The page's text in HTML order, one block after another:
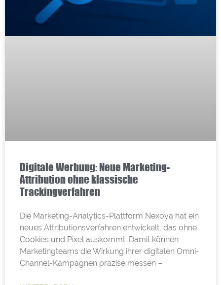
Digitale Werbung: Neue Marketing-
Attribution ohne klassische
Trackingverfahren
Die Marketing-Analytics-Plattform Nexoya hat ein
neues Attributionsverfahren entwickelt, das ohne
Cookies und Pixel auskommt. Damit können
Marketingteams die Wirkung ihrer digitalen Omni-
Channel-Kampagnen präzise messen –